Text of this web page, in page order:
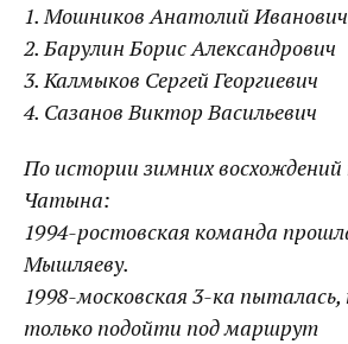
1. Мошников Анатолий Иванович
2. Барулин Борис Александрович
3. Калмыков Сергей Георгиевич
4. Сазанов Виктор Васильевич
По истории зимних восхождений
Чатына:
1994-ростовская команда
Мышляеву.
1998-московская 3-ка пыталась,
только подойти под маршрут